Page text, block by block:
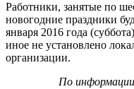
Работники, занятые по
новогодние праздники
января 2016 года
иное не установлено
организации.
По